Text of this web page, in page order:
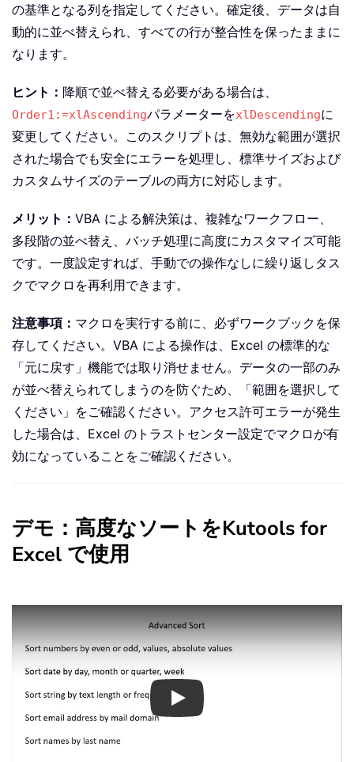
の基準となる列を指定してください。確定後、データは自
動的に並べ替えられ、すべての行が整合性を保ったままに
なります。
ヒント： 降順で並べ替える必要がある場合は、
Order1:=xlAscendingパラメーターをxlDescendingに
変更してください。このスクリプトは、無効な範囲が選択
された場合でも安全にエラーを処理し、標準サイズおよび
カスタムサイズのテーブルの両方に対応します。
メリット： VBA による解決策は、複雑なワークフロー、
多段階の並べ替え、バッチ処理に高度にカスタマイズ可能
です。一度設定すれば、手動での操作なしに繰り返しタス
クでマクロを再利用できます。
注意事項： マクロを実行する前に、必ずワークブックを保
存してください。VBA による操作は、Excel の標準的な
「元に戻す」機能では取り消せません。データの一部のみ
が並べ替えられてしまうのを防ぐため、「範囲を選択して
ください」をご確認ください。アクセス許可エラーが発生
した場合は、Excel のトラストセンター設定でマクロが有
効になっていることをご確認ください。
デモ：高度なソートをKutools for
Excel で使用
Play